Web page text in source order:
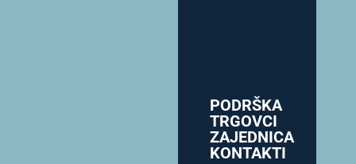
PODRŠKA
TRGOVCI
ZAJEDNICA
KONTAKTI